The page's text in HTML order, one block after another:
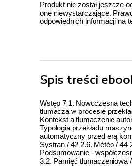
Produkt nie został jeszcze
one niewystarczające.
odpowiednich informacji na
Spis treści
Wstęp 7 1. Nowoczesna
tłumacza w procesie
Kontekst a tłumaczenie
Typologia przekładu
automatyczny przed erą
Systran / 42 2.6. Météo / 44
Podsumowanie -
3.2. Pamięć tłumaczeniowa